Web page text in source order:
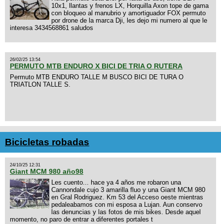
10x1, llantas y frenos LX, Horquilla Axon tope de gama
con bloqueo al manubrio y amortiguador FOX permuto
por drone de la marca Dji, les dejo mi numero al que le
interesa 3434568861 saludos
26/02/25 13:54
PERMUTO MTB ENDURO X BICI DE TRIA O RUTERA
Permuto MTB ENDURO TALLE M BUSCO BICI DE TURA O
TRIATLON TALLE S.
Bicicletas robadas
24/10/25 12:31
Giant MCM 980 año98
Les cuento... hace ya 4 años me robaron una
Cannondale cujo 3 amarilla fluo y una Giant MCM 980
en Gral Rodriguez. Km 53 del Acceso oeste mientras
pedaleabamos con mi esposa a Lujan. Aun conservo
las denuncias y las fotos de mis bikes. Desde aquel
momento, no paro de entrar a diferentes portales t